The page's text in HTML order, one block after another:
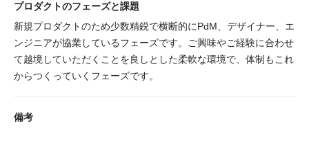
プロダクトのフェーズと課題
新規プロダクトのため少数精鋭で横断的にPdM、デザイナー、エ
ンジニアが協業しているフェーズです。ご興味やご経験に合わせ
て越境していただくことを良しとした柔軟な環境で、体制もこれ
からつくっていくフェーズです。
備考